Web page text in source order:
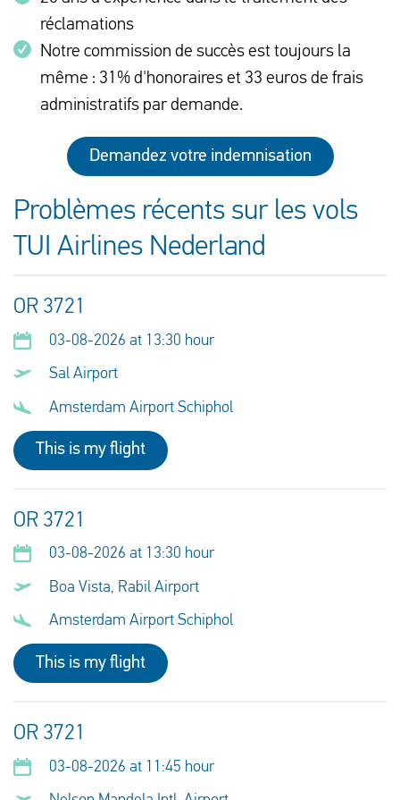
réclamations
Notre commission de succès est toujours la
même : 31% d'honoraires et 33 euros de frais
administratifs par demande.
Demandez votre indemnisation
Problèmes récents sur les vols
TUI Airlines Nederland
OR 3721
03-08-2026 at 13:30 hour
Sal Airport
Amsterdam Airport Schiphol
This is my flight
OR 3721
03-08-2026 at 13:30 hour
Boa Vista, Rabil Airport
Amsterdam Airport Schiphol
This is my flight
OR 3721
03-08-2026 at 11:45 hour